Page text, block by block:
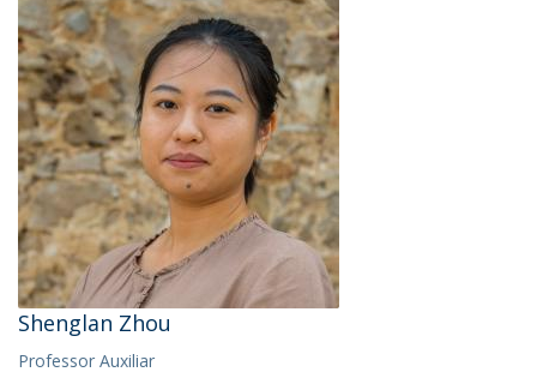
Shenglan Zhou
Professor Auxiliar